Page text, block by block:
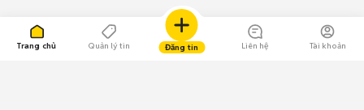
Trang chủ Quản lý tin Đăng tin Liên hệ Tài khoản